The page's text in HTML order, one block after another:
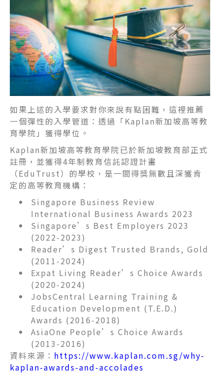
如果上述的入學要求對你來說有點困難，這裡推薦
一個彈性的入學管道：透過「Kaplan新加坡高等教
育學院」獲得學位。
Kaplan新加坡高等教育學院已於新加坡教育部正式
註冊，並獲得4年制教育信託認證計畫
（EduTrust）的學校，是一間得獎無數且深獲肯
定的高等教育機構：
Singapore Business Review
International Business Awards 2023
Singapore’s Best Employers 2023
(2022-2023)
Reader’s Digest Trusted Brands, Gold
(2011-2024)
Expat Living Reader’s Choice Awards
(2020-2024)
JobsCentral Learning Training &
Education Development (T.E.D.)
Awards (2016-2018)
AsiaOne People’s Choice Awards
(2013-2016)
資料來源： https://www.kaplan.com.sg/why-
kaplan-awards-and-accolades